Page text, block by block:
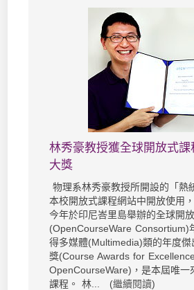
林秀豪教授獲全球開放式課
大獎
物理系林秀豪教授所開設的「熱
本校開放式課程網站中開放使用
今年於印尼峇里島舉辦的全球開
(OpenCourseWare Consortium)
得多媒體(Multimedia)類的年度
獎(Course Awards for
OpenCourseWare)，是本屆唯一
課程。 林... (繼續閱讀)